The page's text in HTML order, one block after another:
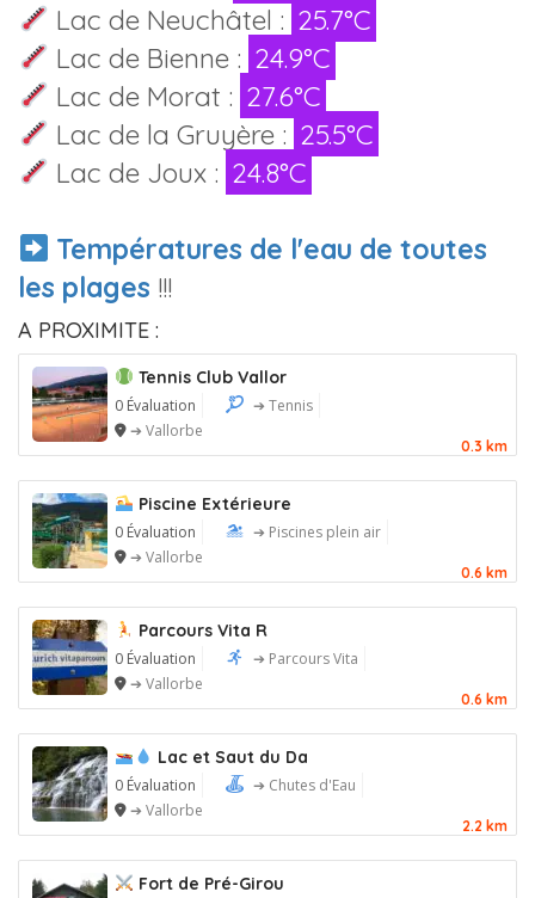
Lac de Neuchâtel : 25.7°C
Lac de Bienne : 24.9°C
Lac de Morat : 27.6°C
Lac de la Gruyère : 25.5°C
Lac de Joux : 24.8°C
Températures de l'eau de toutes
les plages !!!
A PROXIMITE :
Tennis Club Vallor
0 Évaluation
➔ Tennis
➔ Vallorbe
0.3 km
Piscine Extérieure
0 Évaluation
➔ Piscines plein air
➔ Vallorbe
0.6 km
Parcours Vita R
0 Évaluation
➔ Parcours Vita
➔ Vallorbe
0.6 km
Lac et Saut du Da
0 Évaluation
➔ Chutes d'Eau
➔ Vallorbe
2.2 km
Fort de Pré-Girou